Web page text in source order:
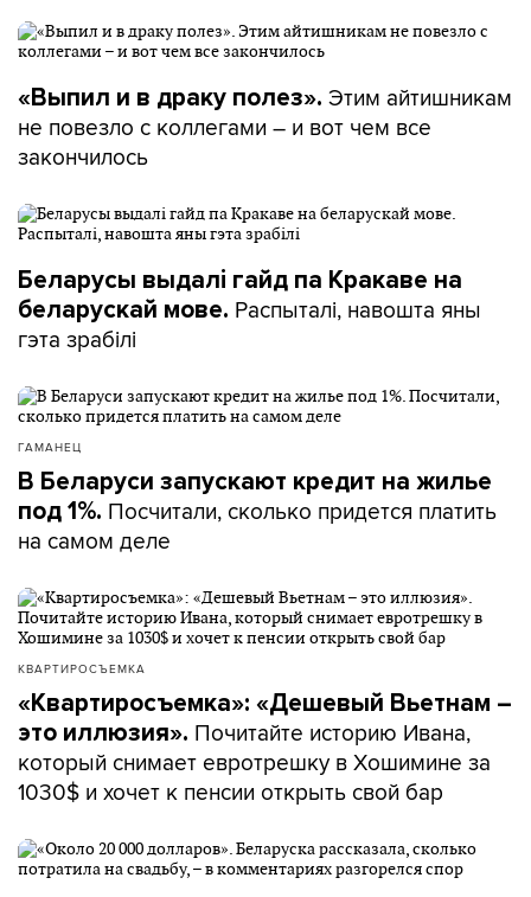
«Выпил и в драку полез». Этим айтишникам
не повезло с коллегами – и вот чем все
закончилось
Беларусы выдалі гайд па Кракаве на
беларускай мове. Распыталі, навошта яны
гэта зрабілі
ГАМАНЕЦ
В Беларуси запускают кредит на жилье
под 1%. Посчитали, сколько придется платить
на самом деле
КВАРТИРОСЪЕМКА
«Квартиросъемка»: «Дешевый Вьетнам –
это иллюзия». Почитайте историю Ивана,
который снимает евротрешку в Хошимине за
1030$ и хочет к пенсии открыть свой бар